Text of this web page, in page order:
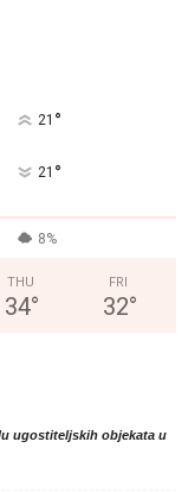
21 °
21 °
8%
THU
34°
FRI
32°
ugostiteljskih objekata u